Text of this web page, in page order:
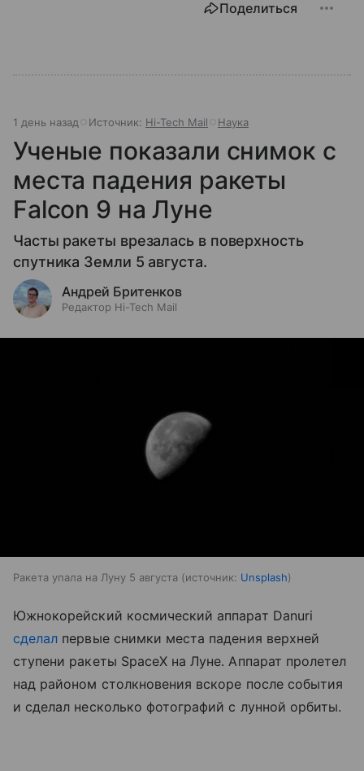
Поделиться
1 день назад Источник: Hi-Tech Mail Наука
Ученые показали снимок с
места падения ракеты
Falcon 9 на Луне
Часты ракеты врезалась в поверхность
спутника Земли 5 августа.
Андрей Бритенков
Редактор Hi-Tech Mail
Ракета упала на Луну 5 августа источник: Unsplash
Южнокорейский космический аппарат Danuri
сделал первые снимки места падения верхней
ступени ракеты SpaceX на Луне. Аппарат пролетел
над районом столкновения вскоре после события
и сделал несколько фотографий с лунной орбиты.